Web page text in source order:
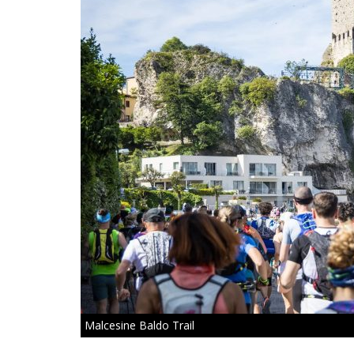
Malcesine Baldo Trail